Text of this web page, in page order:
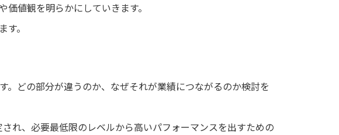
値観を明らかにしていきます。
。
どの部分が違うのか、なぜそれが業績につながるのか検討を
れ、必要最低限のレベルから高いパフォーマンスを出すための